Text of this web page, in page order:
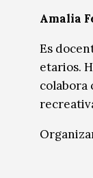
Amalia
Es
etarios.
colabora